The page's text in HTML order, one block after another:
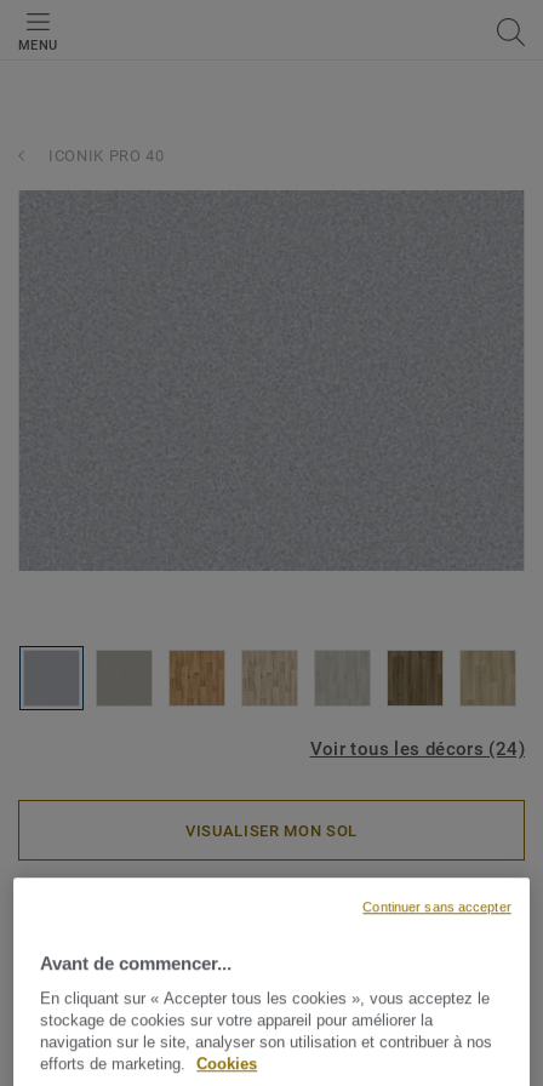
MENU
ICONIK PRO 40
Voir tous les décors (24)
VISUALISER MON SOL
ICONIK PRO 40 - Camino
GREY
La collection ICONIK Pro 40 est un revêtement de sol en
vinyle durable à envers en mousse. Elle est parfaite pour
Avant de commencer...
En cliquant sur « Accepter tous les cookies », vous acceptez le
stockage de cookies sur votre appareil pour améliorer la
navigation sur le site, analyser son utilisation et contribuer à nos
efforts de marketing.
Cookies
Continuer sans accepter